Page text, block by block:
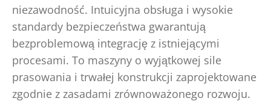
niezawodność. Intuicyjna obsługa i wysokie
standardy bezpieczeństwa gwarantują
bezproblemową integrację z istniejącymi
procesami. To maszyny o wyjątkowej sile
prasowania i trwałej konstrukcji zaprojektowane
zgodnie z zasadami zrównoważonego rozwoju.